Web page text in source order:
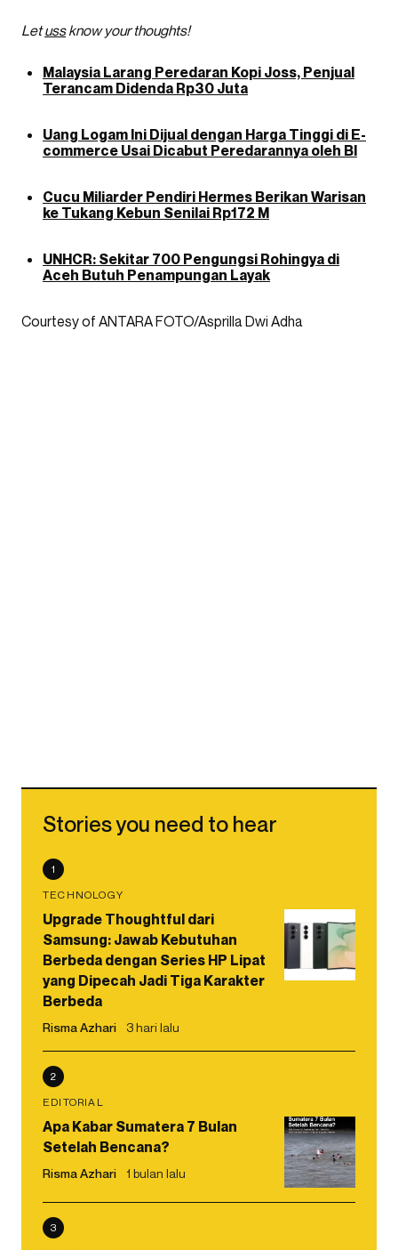
Letussknow your thoughts!
Malaysia Larang Peredaran Kopi Joss, Penjual
Terancam Didenda Rp30 Juta
Uang Logam Ini Dijual dengan Harga Tinggi di E-
commerce Usai Dicabut Peredarannya oleh BI
Cucu Miliarder Pendiri Hermes Berikan Warisan
ke Tukang Kebun Senilai Rp172 M
UNHCR: Sekitar 700 Pengungsi Rohingya di
Aceh Butuh Penampungan Layak
Courtesy of ANTARA FOTO/Asprilla Dwi Adha
Stories you need to hear
1
TECHNOLOGY
Upgrade Thoughtful dari
Samsung: Jawab Kebutuhan
Berbeda dengan Series HP Lipat
yang Dipecah Jadi Tiga Karakter
Berbeda
Risma Azhari 3 hari lalu
2
EDITORIAL
Apa Kabar Sumatera 7 Bulan
Setelah Bencana?
Risma Azhari 1 bulan lalu
3